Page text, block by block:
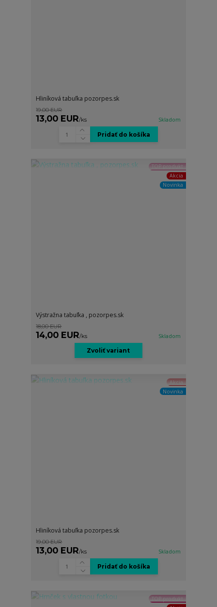
Hliníková tabuľka pozorpes.sk
19,00 EUR
13,00 EUR/ks Skladom
Pridať do košíka
TOP produkt
Akcia
Novinka
Výstražna tabuľka , pozorpes.sk
18,00 EUR
14,00 EUR/ks Skladom
Zvoliť variant
Akcia
Novinka
Hliníková tabuľka pozorpes.sk
19,00 EUR
13,00 EUR/ks Skladom
Pridať do košíka
TOP produkt